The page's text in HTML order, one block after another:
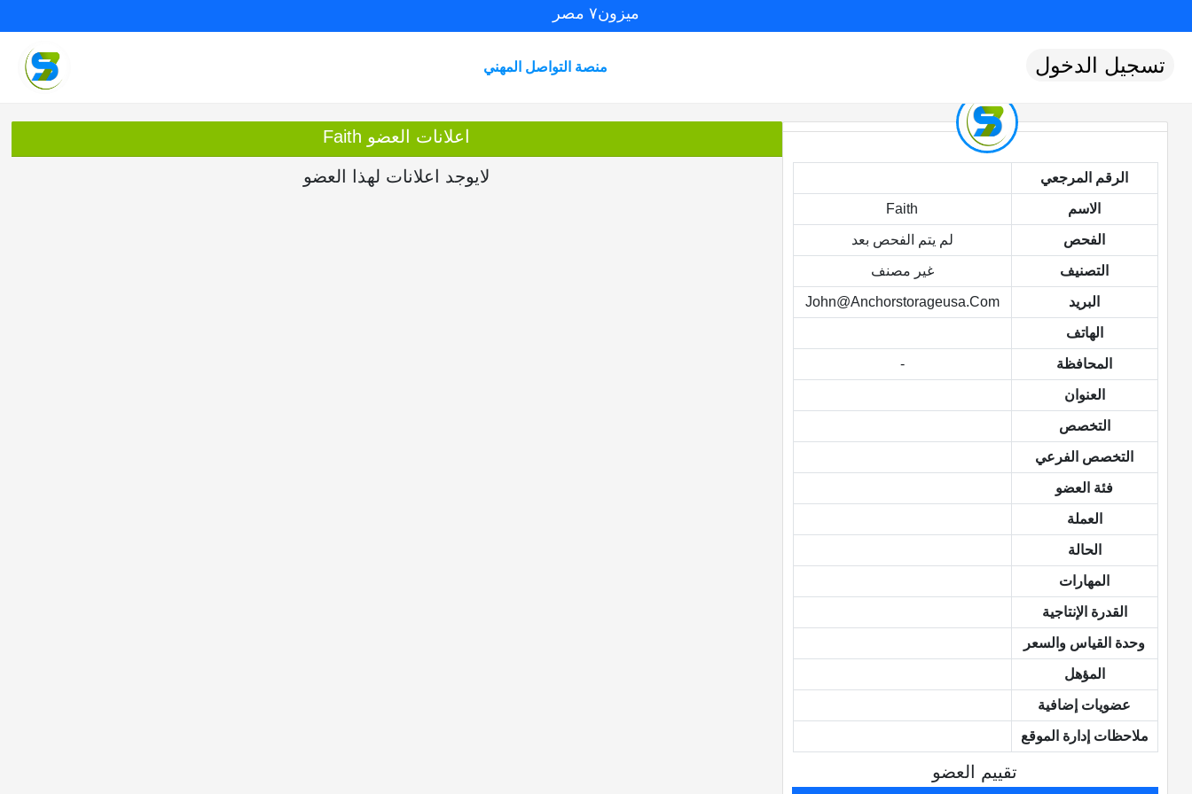
ميزون٧ مصر
منصة التواصل المهني تسجيل الدخول
الرقم المرجعي
الاسم Faith
الفحص لم يتم الفحص بعد
التصنيف غير مصنف
البريد John@anchorstorageusa.com
الهاتف
المحافظة -
العنوان
التخصص
التخصص الفرعي
فئة العضو
العملة
الحالة
المهارات
القدرة الإنتاجية
وحدة القياس والسعر
المؤهل
عضويات إضافية
ملاحظات إدارة الموقع
تقييم العضو
اعلانات العضو Faith
لايوجد اعلانات لهذا العضو